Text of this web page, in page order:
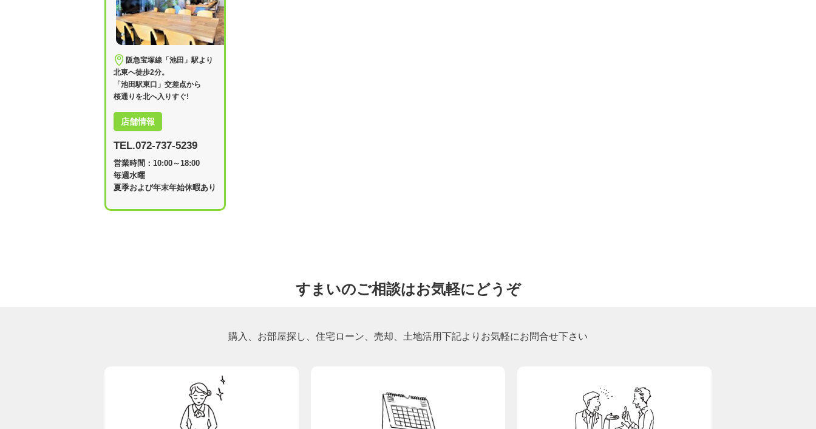
阪急宝塚線「池田」駅より
北東へ徒歩2分。
「池田駅東口」交差点から
桜通りを北へ入りすぐ!
店舗情報
TEL.072-737-5239
営業時間：10:00～18:00
毎週水曜
夏季および年末年始休暇あり
すまいのご相談はお気軽にどうぞ
購入、お部屋探し、住宅ローン、売却、土地活用下記よりお気軽にお問合せ下さい